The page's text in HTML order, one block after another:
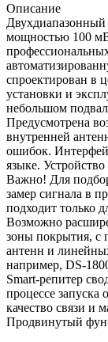
Описание
мощностью 100
спроектирован в
установки и
небольшом
Предусмотрена
внутренней
ошибок.
языке.
Важно! Для
замер сигнала в
подходит только
Возможно
зоны покрытия, с
антенн и
например, DS-
Smart-репитер
процессе запуска
качество связи и
Продвинутый